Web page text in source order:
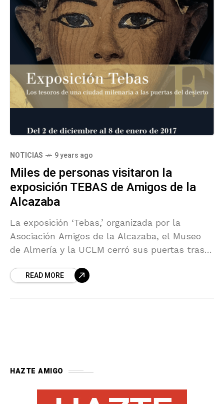
NOTICIAS 9 years ago
Miles de personas visitaron la
exposición TEBAS de Amigos de la
Alcazaba
La exposición ‘Tebas,’ organizada por la
Asociación Amigos de la Alcazaba, el Museo
de Almería y la UCLM cerró sus puertas tras
y la visita de miles de almerienses y turistas
READ MORE
HAZTE AMIGO